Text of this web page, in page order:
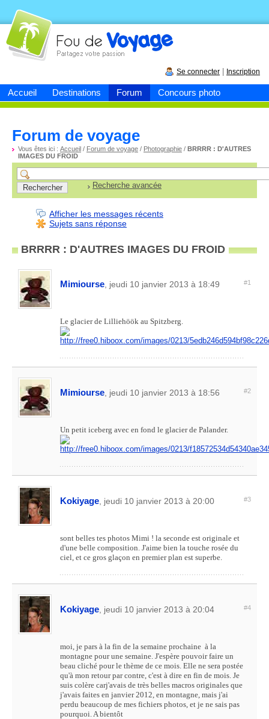
Accueil Destinations Forum Concours photo
Fou devoyage
Se connecter Inscription
Forum de voyage
Vous êtes ici : Accueil / Forum de voyage / Photographie / BRRRR : D'AUTRES
IMAGES DU FROID
Recherche avancée
Afficher les messages récents
Sujets sans réponse
BRRRR : D'AUTRES IMAGES DU FROID
Mimiourse , jeudi 10 janvier 2013 à 18:49 #1
Le glacier de Lilliehöök au Spitzberg.
Mimiourse , jeudi 10 janvier 2013 à 18:56 #2
Un petit iceberg avec en fond le glacier de Palander.
Kokiyage , jeudi 10 janvier 2013 à 20:00 #3
sont belles tes photos Mimi ! la seconde est originale et
d'une belle composition. J'aime bien la touche rosée du
ciel, et ce gros glaçon en premier plan est superbe.
Kokiyage , jeudi 10 janvier 2013 à 20:04 #4
moi, je pars à la fin de la semaine prochaine à la
montagne pour une semaine. J'espère pouvoir faire un
beau cliché pour le thème de ce mois. Elle ne sera postée
qu'à mon retour par contre, c'est à dire en fin de mois. Je
suis colère carj'avais de très belles macros originales que
j'avais faites en janvier 2012, en montagne, mais j'ai
perdu beaucoup de mes fichiers photos, et je ne sais pas
pourquoi. A bientôt